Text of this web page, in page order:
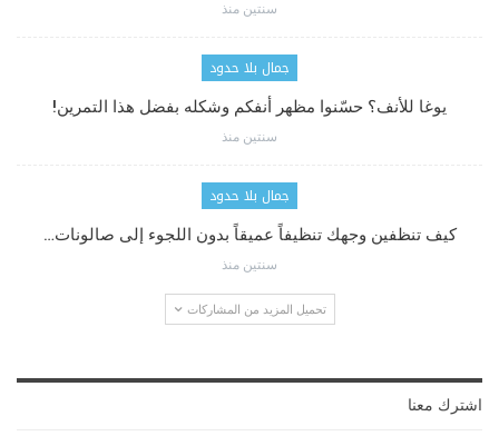
سنتين منذ
جمال بلا حدود
يوغا للأنف؟ حسّنوا مظهر أنفكم وشكله بفضل هذا التمرين!
سنتين منذ
جمال بلا حدود
كيف تنظفين وجهك تنظيفاً عميقاً بدون اللجوء إلى صالونات…
سنتين منذ
تحميل المزيد من المشاركات
اشترك معنا